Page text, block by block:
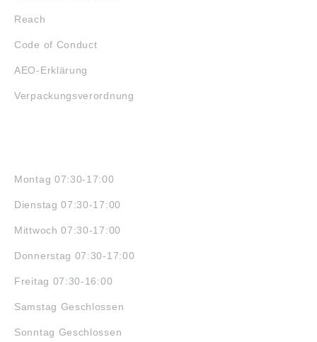
Reach
Code of Conduct
AEO-Erklärung
Verpackungsverordnung
Montag 07:30-17:00
Dienstag 07:30-17:00
Mittwoch 07:30-17:00
Donnerstag 07:30-17:00
Freitag 07:30-16:00
Samstag Geschlossen
Sonntag Geschlossen